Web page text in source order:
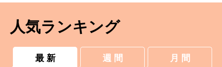
人気ランキング
最 新 週 間 月 間